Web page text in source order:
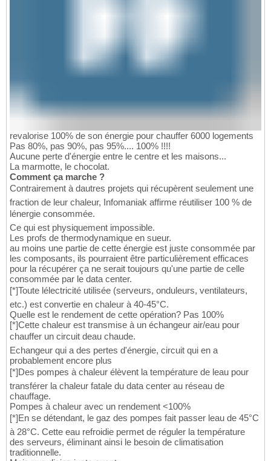
revalorise 100% de son énergie pour chauffer 6000 logements
Pas 80%, pas 90%, pas 95%.... 100% !!!!
Aucune perte d'énergie entre le centre et les maisons...
La marmotte, le chocolat.
Comment ça marche ?
Contrairement à dautres projets qui récupèrent seulement une
fraction de leur chaleur, Infomaniak affirme réutiliser 100 % de
lénergie consommée.
Ce qui est physiquement impossible.
Les profs de thermodynamique en sueur.
au moins une partie de cette énergie est juste consommée par
les composants, ils pourraient être particulièrement efficaces
pour la récupérer ça ne serait toujours qu'une partie de celle
consommée par le data center.
[*]Toute lélectricité utilisée (serveurs, onduleurs, ventilateurs,
etc.) est convertie en chaleur à 40-45°C.
Quelle est le rendement de cette opération? Pas 100%
[*]Cette chaleur est transmise à un échangeur air/eau pour
chauffer un circuit deau chaude.
Echangeur qui a des pertes d'énergie, circuit qui en a
probablement encore plus
[*]Des pompes à chaleur élèvent la température de leau pour
transférer la chaleur fatale du data center au réseau de
chauffage.
Pompes à chaleur avec un rendement <100%
[*]En se détendant, le gaz des pompes fait passer leau de 45°C
à 28°C. Cette eau refroidie permet de réguler la température
des serveurs, éliminant ainsi le besoin de climatisation
traditionnelle.